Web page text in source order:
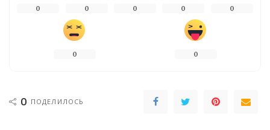
0 0 0 0 0
0 0
0 ПОДЕЛИЛОСЬ